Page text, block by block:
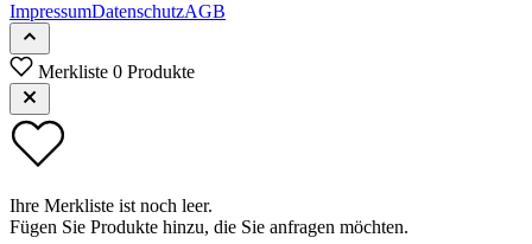
ImpressumDatenschutzAGB
Merkliste 0 Produkte
Ihre Merkliste ist noch leer.
Fügen Sie Produkte hinzu, die Sie anfragen möchten.